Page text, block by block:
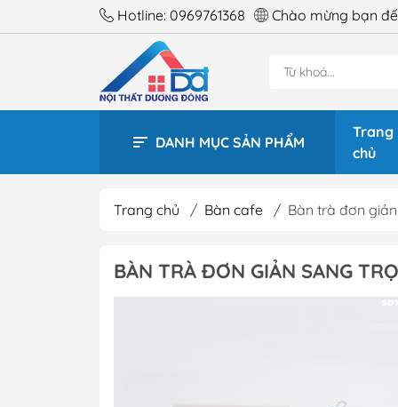
Hotline: 0969761368 Chào mừng bạn
DANH MỤC SẢN PHẨM
Trang
chủ
BÀN
Trang chủ / Bàn cafe / Bàn trà đơn
BÀN TRÀ ĐƠN GIẢN SANG